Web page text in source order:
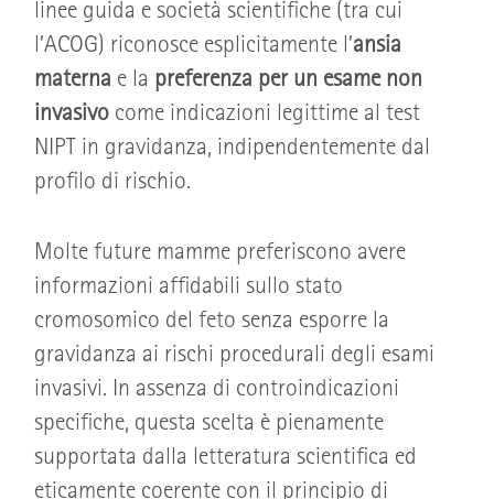
linee guida e società scientifiche (tra cui
l’ACOG) riconosce esplicitamente l’ansia
materna e la preferenza per un esame non
invasivo come indicazioni legittime al test
NIPT in gravidanza, indipendentemente dal
profilo di rischio.
Molte future mamme preferiscono avere
informazioni affidabili sullo stato
cromosomico del feto senza esporre la
gravidanza ai rischi procedurali degli esami
invasivi. In assenza di controindicazioni
specifiche, questa scelta è pienamente
supportata dalla letteratura scientifica ed
eticamente coerente con il principio di